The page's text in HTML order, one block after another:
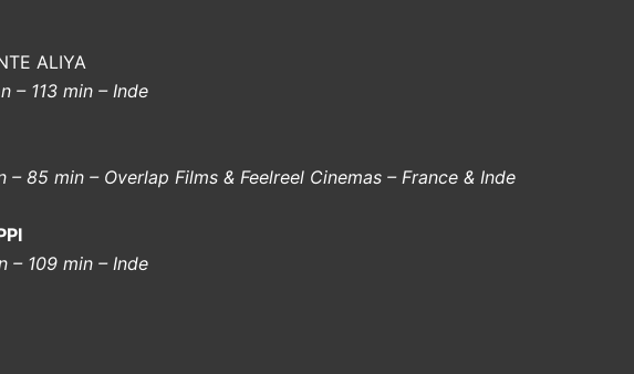
ALIYA
– 113 min – Inde
– 85 min – Overlap Films & Feelreel Cinemas – France & Inde
– 109 min – Inde